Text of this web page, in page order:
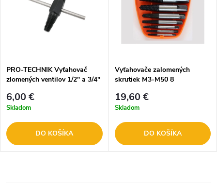
PRO-TECHNIK Vyťahovač
zlomených ventilov 1/2" a 3/4"
6,00 €
Skladom
DO KOŠÍKA
Vyťahovače zalomených
skrutiek M3-M50 8
19,60 €
Skladom
DO KOŠÍKA